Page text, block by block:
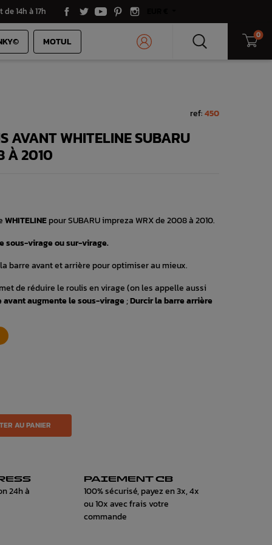
14h à 17h
MOTUL 0
ref:450
AVANT WHITELINE SUBARU
À 2010
WHITELINEpour SUBARU impreza WRX de 2008 à 2010.
sous-virage ou sur-virage.
barre avant et arrière pour optimiser au mieux.
de réduire le roulis en virage (on les appelle aussi
avant augmente le sous-virage;Durcir la barre arrière
AU PANIER
24h à
PAIEMENT CB
100% sécurisé, payez en 3x, 4x
ou 10x avec frais votre
commande